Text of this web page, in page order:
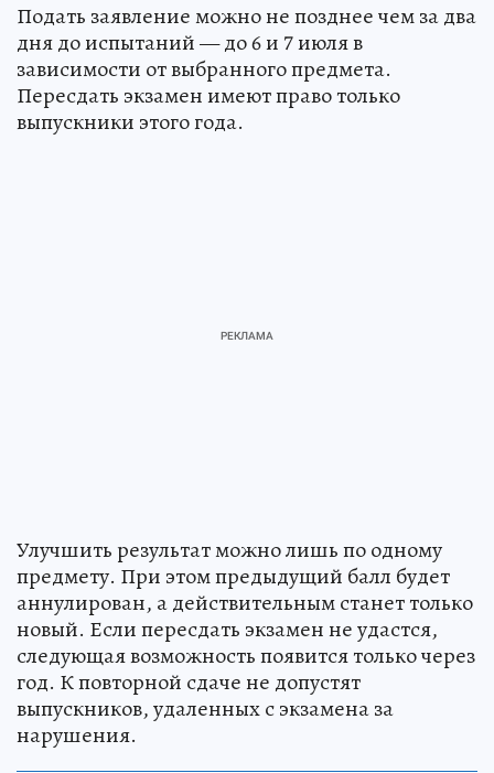
Подать заявление можно не позднее чем за два
дня до испытаний — до 6 и 7 июля в
зависимости от выбранного предмета.
Пересдать экзамен имеют право только
выпускники этого года.
Улучшить результат можно лишь по одному
предмету. При этом предыдущий балл будет
аннулирован, а действительным станет только
новый. Если пересдать экзамен не удастся,
следующая возможность появится только через
год. К повторной сдаче не допустят
выпускников, удаленных с экзамена за
нарушения.